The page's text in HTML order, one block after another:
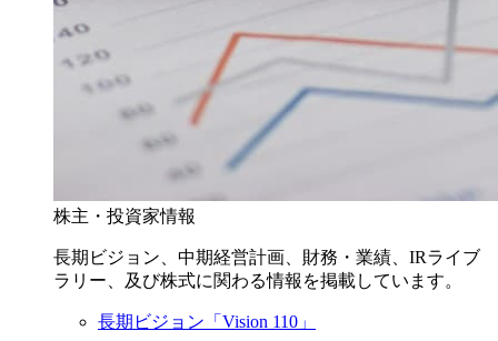
株主・投資家情報
長期ビジョン、中期経営計画、財務・業績、IRライブ
ラリー、及び株式に関わる情報を掲載しています。
長期ビジョン「Vision 110」